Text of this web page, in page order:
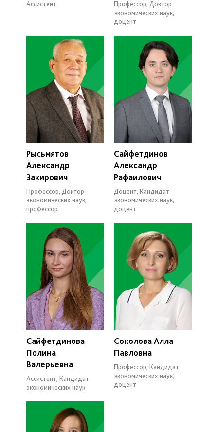
Ассистент
Профессор, Доктор
экономических наук,
доцент
Рысьмятов
Александр
Закирович
Профессор, Доктор
экономических наук,
профессор
Сайфетдинов
Александр
Рафаилович
Доцент, Кандидат
экономических наук,
доцент
Сайфетдинова
Полина
Валерьевна
Ассистент, Кандидат
экономических наук
Соколова Алла
Павловна
Профессор, Кандидат
экономических наук,
доцент